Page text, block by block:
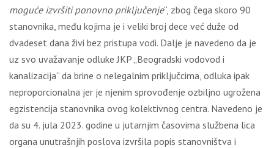
moguće izvršiti ponovno priključenje“, zbog čega skoro 90
stanovnika, među kojima je i veliki broj dece već duže od
dvadeset dana živi bez pristupa vodi. Dalje je navedeno da je
uz svo uvažavanje odluke JKP „Beogradski vodovod i
kanalizacija“ da brine o nelegalnim priključcima, odluka ipak
neproporcionalna jer je njenim sprovođenje ozbiljno ugrožena
egzistencija stanovnika ovog kolektivnog centra. Navedeno je
da su 4. jula 2023. godine u jutarnjim časovima službena lica
organa unutrašnjih poslova izvršila popis stanovništva i